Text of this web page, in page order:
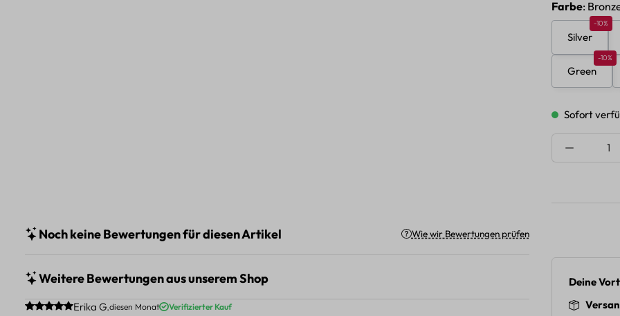
Farbe:
Silver
Rabatt
-10%
Green
Rabatt
-10%
Sofort
Deine
Noch keine Bewertungen für diesen Artikel Wie wir Bewertungen prüfen
Weitere Bewertungen aus unserem Shop
Durchschnittliche Bewertung von 5 von 5 Sternen
Erika G.diesen Monat Verifizierter Kauf